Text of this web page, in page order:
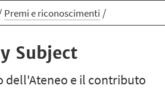
Premi e riconoscimenti
Subject
dell'Ateneo e il contributo